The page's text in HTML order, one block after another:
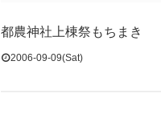
都農神社上棟祭もちまき
2006-09-09(Sat)